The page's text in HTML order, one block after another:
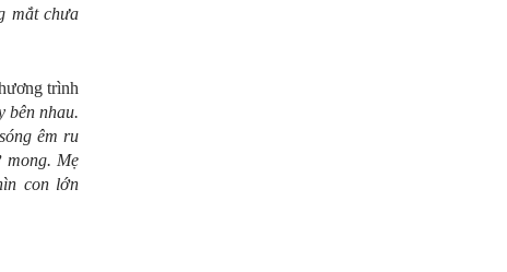
mắt chưa
trình
bên nhau.
êm ru
mong. Mẹ
con lớn